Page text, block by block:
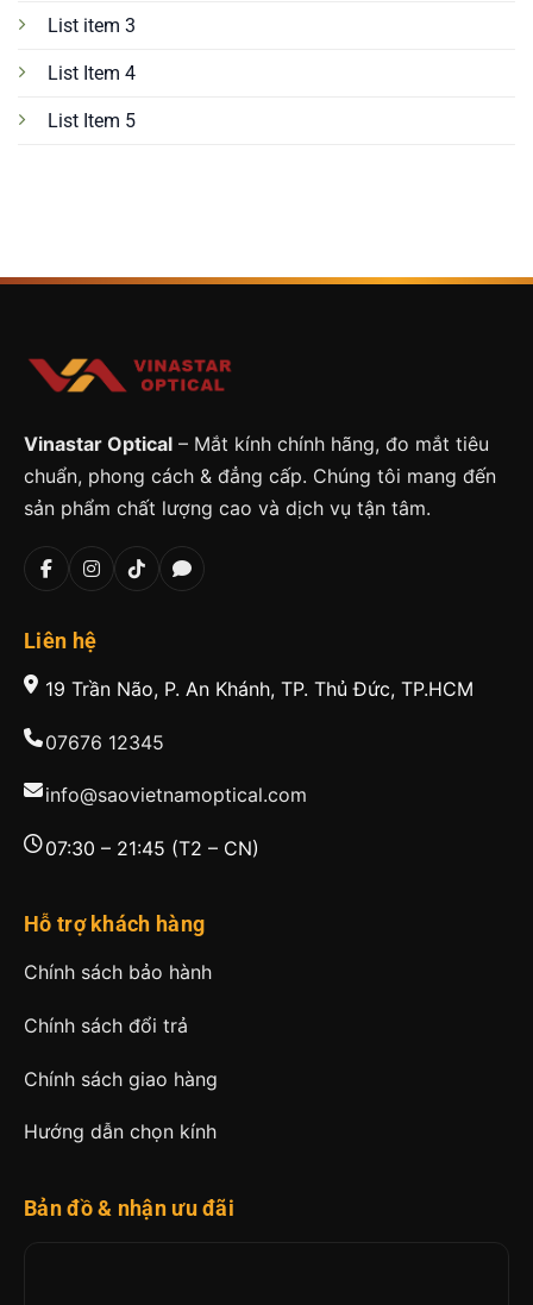
List item 3
List Item 4
List Item 5
Vinastar Optical – Mắt kính chính hãng, đo mắt tiêu
chuẩn, phong cách & đẳng cấp. Chúng tôi mang đến
sản phẩm chất lượng cao và dịch vụ tận tâm.
Liên hệ
19 Trần Não, P. An Khánh, TP. Thủ Đức, TP.HCM
07676 12345
info@saovietnamoptical.com
07:30 – 21:45 (T2 – CN)
Hỗ trợ khách hàng
Chính sách bảo hành
Chính sách đổi trả
Chính sách giao hàng
Hướng dẫn chọn kính
Bản đồ & nhận ưu đãi